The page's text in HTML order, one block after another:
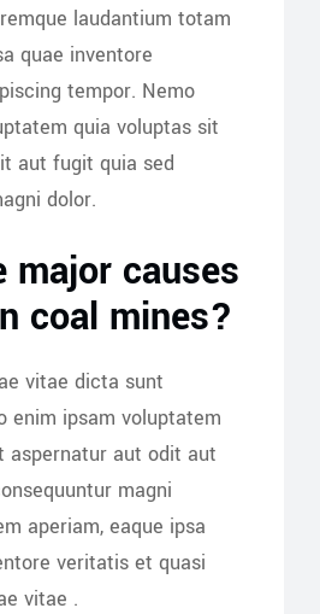
laudantium totam
quae inventore
tempor. Nemo
quia voluptas sit
aut fugit quia sed
dolor.
major causes
coal mines?
vitae dicta sunt
enim ipsam voluptatem
aspernatur aut odit aut
magni
aperiam, eaque ipsa
veritatis et quasi
vitae .